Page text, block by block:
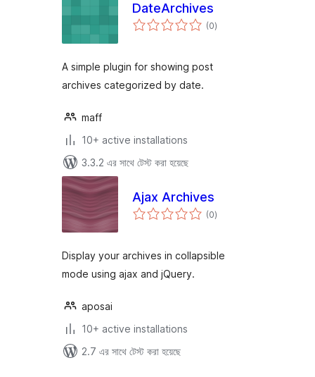
DateArchives
(0total
ratings
)
A simple plugin for showing post
archives categorized by date.
maff
10+ active installations
3.3.2 এর সাথে টেস্ট করা হয়েছে
Ajax Archives
(0total
ratings
)
Display your archives in collapsible
mode using ajax and jQuery.
aposai
10+ active installations
2.7 এর সাথে টেস্ট করা হয়েছে